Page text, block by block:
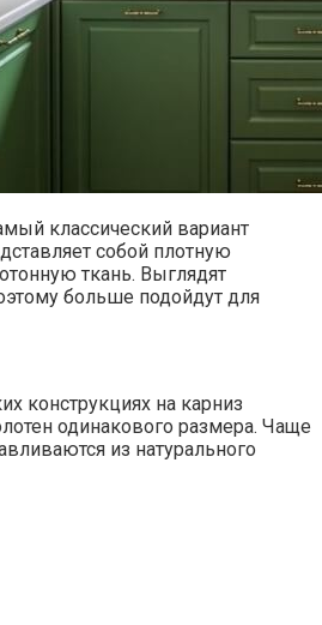
классический вариант
собой плотную
ткань. Выглядят
больше подойдут для
конструкциях на карниз
одинакового размера. Чаще
из натурального